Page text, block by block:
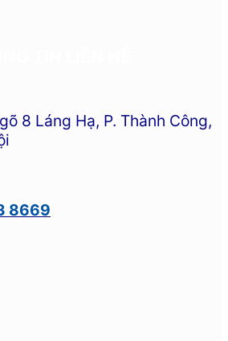
8 Láng Hạ, P. Thành Công,
8669